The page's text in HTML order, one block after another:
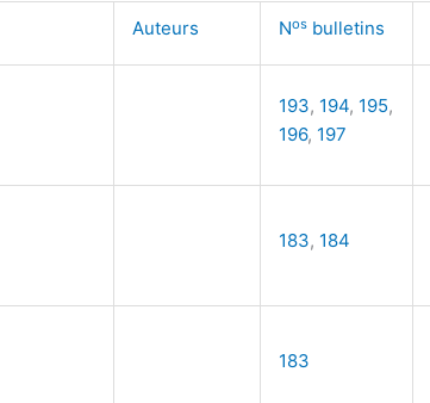
Auteurs Nos bulletins
193, 194, 195,
196, 197
183, 184
183